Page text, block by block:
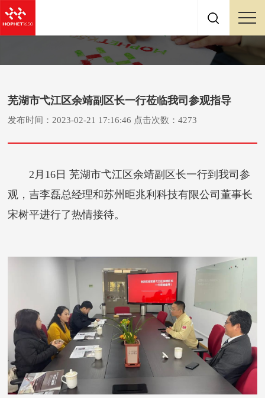
芜湖市弋江区余靖副区长一行莅临我司参观指导
发布时间：2023-02-21 17:16:46 点击次数：4273
2月16日 芜湖市弋江区余靖副区长一行到我司参
观，吉李磊总经理和苏州昛兆利科技有限公司董事长
宋树平进行了热情接待。